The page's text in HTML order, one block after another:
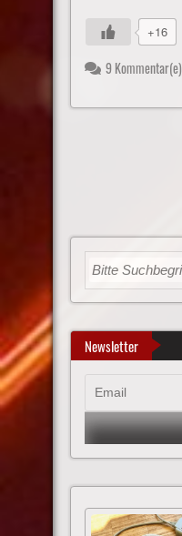
+16
9 Kommentar(e)
Newsletter